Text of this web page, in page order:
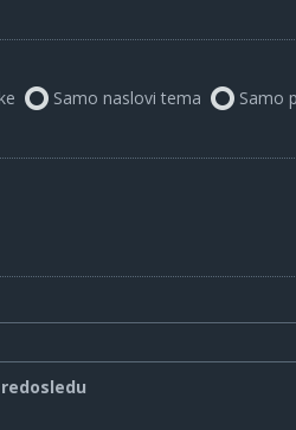
Samo naslovi tema Samo